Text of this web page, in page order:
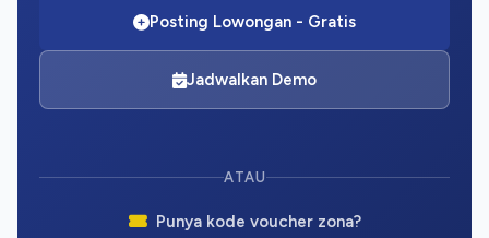
Posting Lowongan - Gratis
Jadwalkan Demo
ATAU
Punya kode voucher zona?